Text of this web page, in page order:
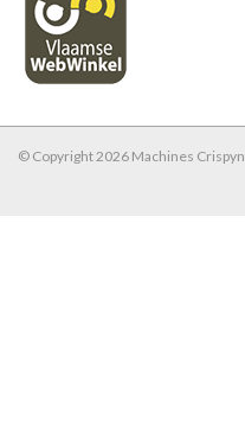
© Copyright 2026 Machines Crispyn